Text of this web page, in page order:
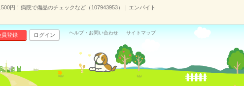
円！病院で備品のチェックなど（107943953）｜エンバイト
員登録 ログイン ヘルプ・お問い合わせ サイトマップ